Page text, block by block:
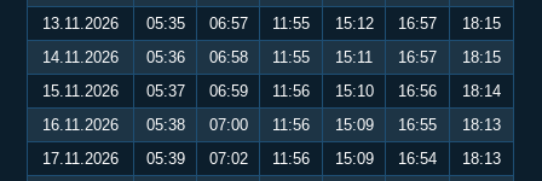
13.11.2026
05:35 06:57 11:55 15:12 16:57
18:15
14.11.2026
05:36 06:58 11:55 15:11 16:57
18:15
15.11.2026
05:37 06:59 11:56 15:10 16:56
18:14
16.11.2026
05:38 07:00 11:56 15:09 16:55
18:13
17.11.2026
05:39 07:02 11:56 15:09 16:54
18:13